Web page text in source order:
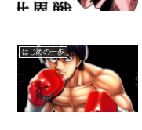
はじめの一歩